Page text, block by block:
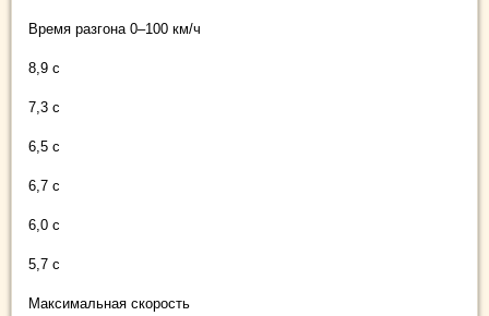
Время разгона 0–100 км/ч
8,9 с
7,3 с
6,5 с
6,7 с
6,0 с
5,7 с
Максимальная скорость